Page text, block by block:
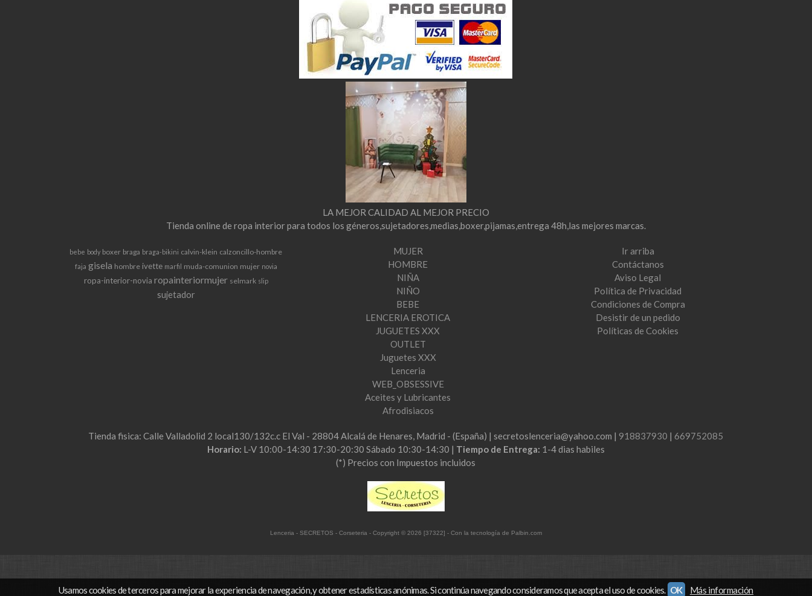
LA MEJOR CALIDAD AL MEJOR PRECIO
Tienda online de ropa interior para todos los géneros,sujetadores,medias,boxer,pijamas,entrega 48h,las mejores marcas.
bebe body boxer braga braga-bikini calvin-klein calzoncillo-hombre
faja gisela hombre ivette marfil muda-comunion mujer novia
ropa-interior-novia ropainteriormujer selmark slip
sujetador
MUJER
HOMBRE
NIÑA
NIÑO
BEBE
LENCERIA EROTICA
JUGUETES XXX
OUTLET
Juguetes XXX
Lenceria
WEB_OBSESSIVE
Aceites y Lubricantes
Afrodisiacos
Ir arriba
Contáctanos
Aviso Legal
Política de Privacidad
Condiciones de Compra
Desistir de un pedido
Políticas de Cookies
Tienda fisica: Calle Valladolid 2 local130/132c.c El Val - 28804 Alcalá de Henares, Madrid - (España) | secretoslenceria@yahoo.com | 918837930 | 669752085
Horario: L-V 10:00-14:30 17:30-20:30 Sábado 10:30-14:30 | Tiempo de Entrega: 1-4 dias habiles
(*) Precios con Impuestos incluidos
Lenceria - SECRETOS - Corseteria - Copyright © 2026 [37322] - Con la tecnología de Palbin.com
Usamos cookies de terceros para mejorar la experiencia de navegación, y obtener estadísticas anónimas. Si continúa navegando consideramos que acepta el uso de cookies. OK Más información